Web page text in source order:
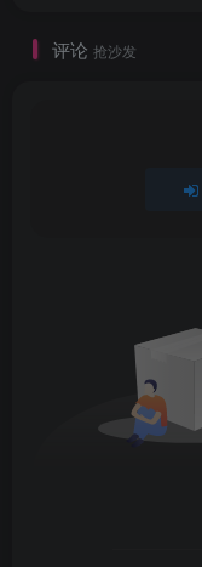
评论 抢沙发